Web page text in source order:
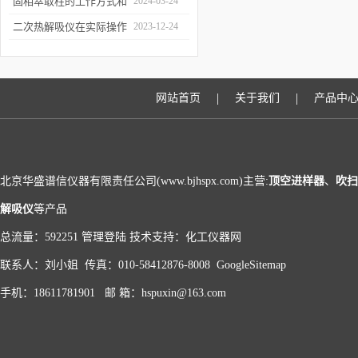
分
应用场景
二次热解吸仪在实际操作 2023-12-24
网站首页 | 关于我们 | 产品中心
北京华盛谱信仪器有限责任公司(www.bjhspx.com)主营:顶空进样器、 吹
解吸仪等产品
总流量：592251 管理登陆 技术支持： 化工仪器网
联系人：刘小姐 传真：010-58412876-8008 GoogleSitemap
手机：18611781901 邮 箱：hspuxin@163.com